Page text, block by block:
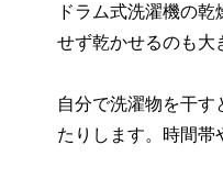
ドラム式洗濯機の
せず乾かせるのも大
自分で洗濯物を干す
たりします。時間帯